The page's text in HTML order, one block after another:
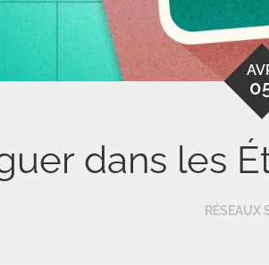
dans les
RÉSEAUX